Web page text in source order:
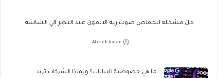
حل مشكلة انخفاض صوت رنة الايفون عند النظر الي الشاشة
Abdelrhman
ما هي خصوصية البيانات؟ ولماذا الشركات تريد